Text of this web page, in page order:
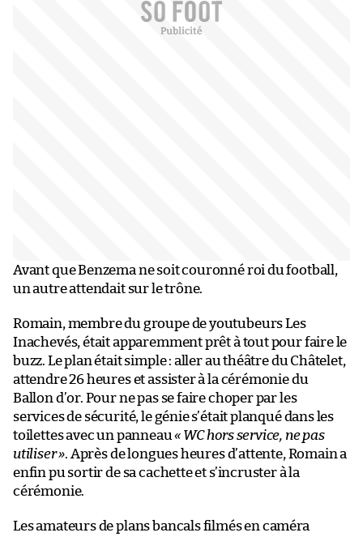
Avant que Benzema ne soit couronné roi du football,
un autre attendait sur le trône.
Romain, membre du groupe de youtubeurs Les
Inachevés, était apparemment prêt à tout pour faire le
buzz. Le plan était simple : aller au théâtre du Châtelet,
attendre 26 heures et assister à la cérémonie du
Ballon d’or. Pour ne pas se faire choper par les
services de sécurité, le génie s’était planqué dans les
toilettes avec un panneau« WC hors service, ne pas
utiliser ». Après de longues heures d’attente, Romain a
enfin pu sortir de sa cachette et s’incruster à la
cérémonie.
Les amateurs de plans bancals filmés en caméra